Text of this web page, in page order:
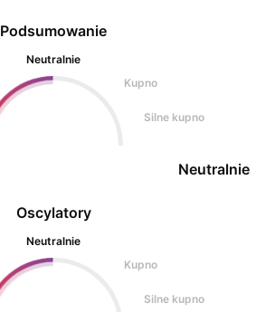
Oscylatory
Neutralnie
Kupno
Silne kupno
Podsumowanie
Neutralnie
Kupno
Silne kupno
Neutralnie